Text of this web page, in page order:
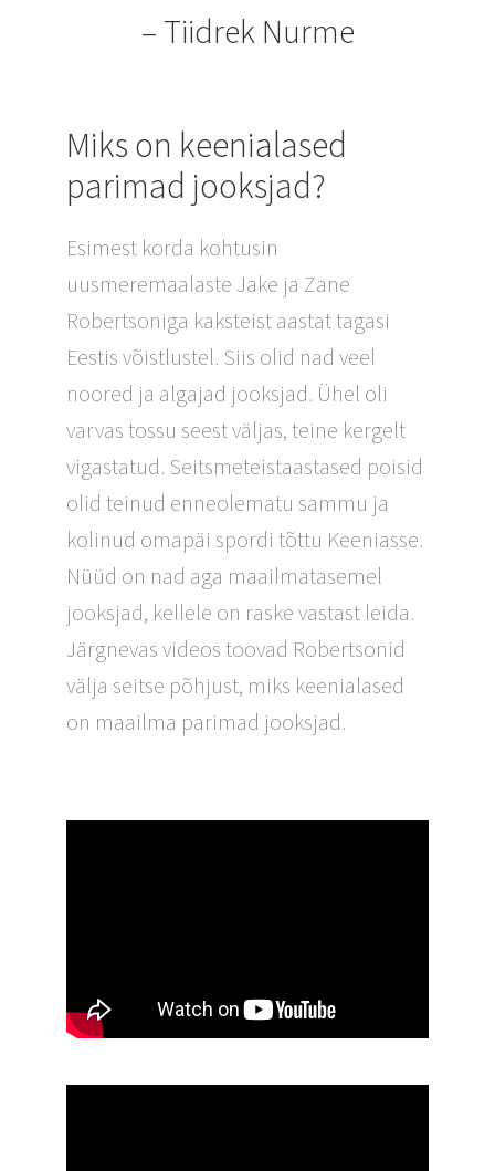
– Tiidrek Nurme
Miks on keenialased
parimad jooksjad?
Esimest korda kohtusin
uusmeremaalaste Jake ja Zane
Robertsoniga kaksteist aastat tagasi
Eestis võistlustel. Siis olid nad veel
noored ja algajad jooksjad. Ühel oli
varvas tossu seest väljas, teine kergelt
vigastatud. Seitsmeteistaastased poisid
olid teinud enneolematu sammu ja
kolinud omapäi spordi tõttu Keeniasse.
Nüüd on nad aga maailmatasemel
jooksjad, kellele on raske vastast leida.
Järgnevas videos toovad Robertsonid
välja seitse põhjust, miks keenialased
on maailma parimad jooksjad.